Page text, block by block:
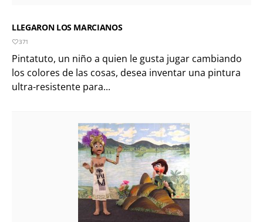
LLEGARON LOS MARCIANOS
371
Pintatuto, un niño a quien le gusta jugar cambiando
los colores de las cosas, desea inventar una pintura
ultra-resistente para...